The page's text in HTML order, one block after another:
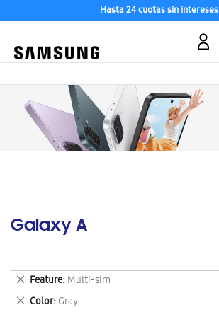
Hasta 24 cuotas sin intereses
Galaxy A
Feature Multi-sim
Eliminar
este
artículo
Color Gray
Eliminar